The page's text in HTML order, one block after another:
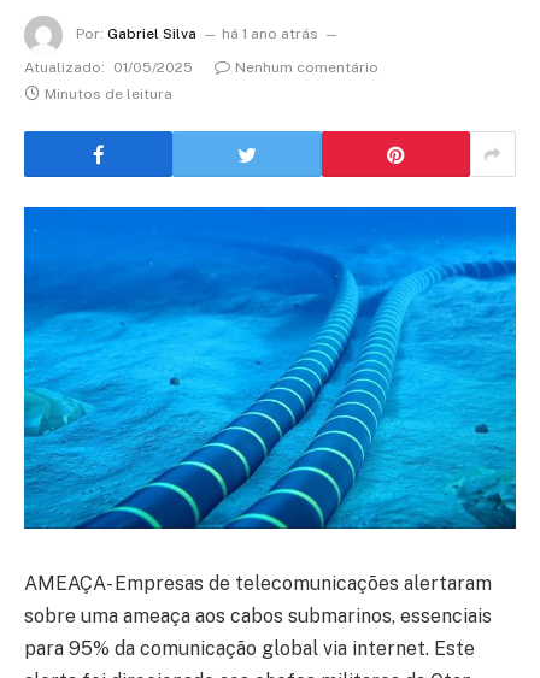
Por: Gabriel Silva
há 1 ano atrás
Atualizado:
01/05/2025
Nenhum comentário
Minutos de leitura
AMEAÇA- Empresas de telecomunicações alertaram
sobre uma ameaça aos cabos submarinos, essenciais
para 95% da comunicação global via internet. Este